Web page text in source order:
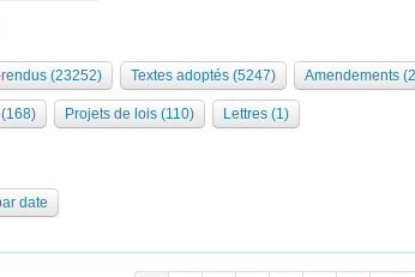
(23252) Textes adoptés (5247) Amendements
Projets de lois (110) Lettres (1)
date